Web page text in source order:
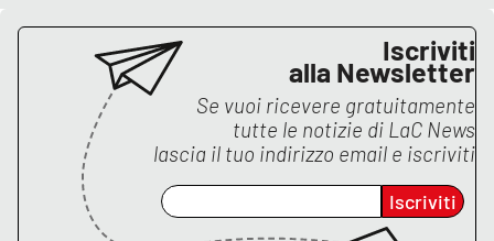
Iscriviti
alla Newsletter
Se vuoi ricevere gratuitamente
tutte le notizie di LaC News
lascia il tuo indirizzo email e iscriviti
Iscriviti